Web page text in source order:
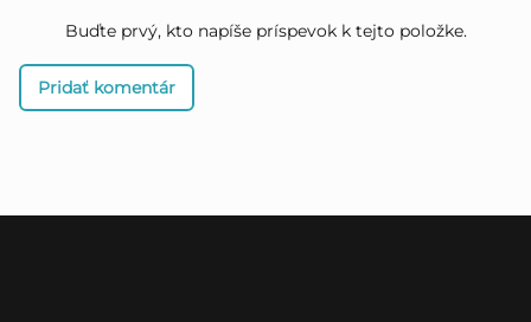
Buďte prvý, kto napíše príspevok k tejto položke.
Pridať komentár